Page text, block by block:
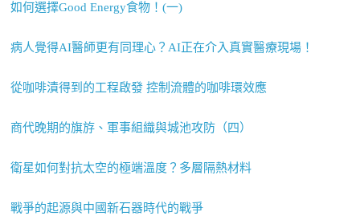
如何選擇Good Energy食物！(一)
病人覺得AI醫師更有同理心？AI正在介入真實醫療現場！
從咖啡漬得到的工程啟發 控制流體的咖啡環效應
商代晚期的旗斿、軍事組織與城池攻防（四）
衛星如何對抗太空的極端溫度？多層隔熱材料
戰爭的起源與中國新石器時代的戰爭